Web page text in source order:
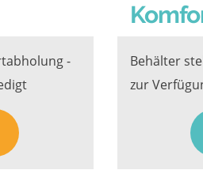
-
Behälter
zur